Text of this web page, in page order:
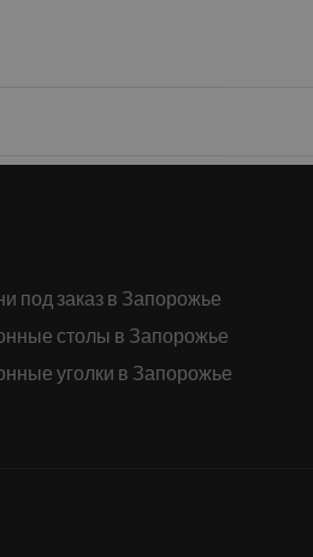
под заказ в Запорожье
столы в Запорожье
уголки в Запорожье